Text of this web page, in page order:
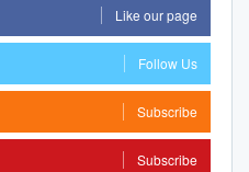
Like our page
Follow Us
Subscribe
Subscribe